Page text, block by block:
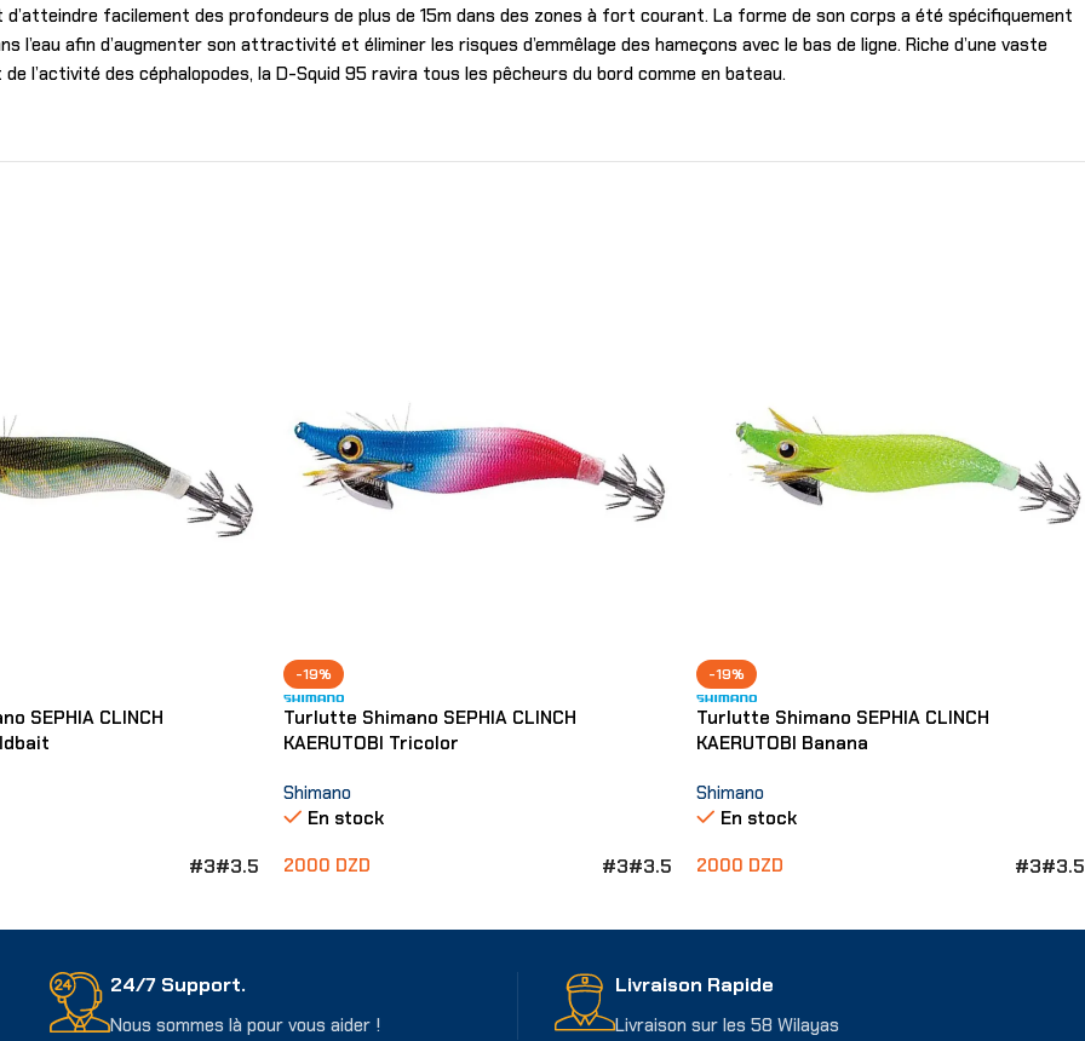
facilement des profondeurs de plus de 15m dans des zones à fort courant. La forme de son corps a été spécifiquement
afin d’augmenter son attractivité et éliminer les risques d’emmêlage des hameçons avec le bas de ligne. Riche d’une vaste
l’activité des céphalopodes, la D-Squid 95 ravira tous les pêcheurs du bord comme en bateau.
SEPHIA CLINCH
#3#3.5
-19%
Turlutte Shimano SEPHIA CLINCH
KAERUTOBI Tricolor
Shimano
En stock
2000 DZD #3#3.5
-19%
Turlutte Shimano SEPHIA CLINCH
KAERUTOBI Banana
Shimano
En stock
2000 DZD #3#3.5
24/7 Support.
Nous sommes là pour vous aider !
Livraison Rapide
Livraison sur les 58 Wilayas